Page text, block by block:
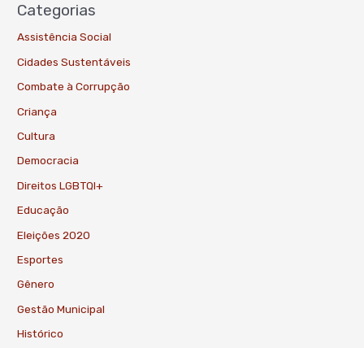
Categorias
Assistência Social
Cidades Sustentáveis
Combate à Corrupção
Criança
Cultura
Democracia
Direitos LGBTQI+
Educação
Eleições 2020
Esportes
Gênero
Gestão Municipal
Histórico